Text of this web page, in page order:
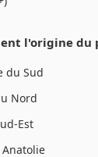
l'origine du
du Sud
Nord
Est
Anatolie